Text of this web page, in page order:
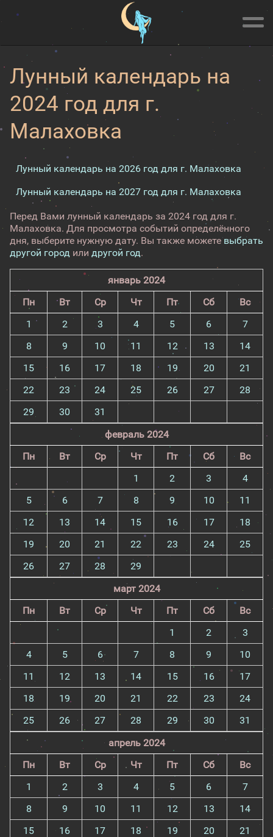
Лунный календарь на
2024 год для г.
Малаховка
Лунный календарь на 2026 год для г. Малаховка
Лунный календарь на 2027 год для г. Малаховка
Перед Вами лунный календарь за 2024 год для г.
Малаховка. Для просмотра событий определённого
дня, выберите нужную дату. Вы также можетевыбрать
другой город или другой год.
январь 2024
Пн
Вт Ср Чт Пт Сб
Вс
1
2 3 4 5 6
7
8
9 10 11 12 13
14
15
16 17 18 19 20
21
22
23 24 25 26 27
28
29
30
31
февраль 2024
Пн
Вт Ср Чт Пт Сб
Вс
1
2 3
4
5
6 7 8 9 10
11
12
13 14 15 16 17
18
19
20 21 22 23 24
25
26
27 28
29
март 2024
Пн
Вт Ср Чт Пт Сб
Вс
1
2
3
4
5 6 7 8 9
10
11
12 13 14 15 16
17
18
19 20 21 22 23
24
25
26 27 28 29 30
31
апрель 2024
Пн
Вт Ср Чт Пт Сб
Вс
1
2 3 4 5 6
7
8
9 10 11 12 13
14
15
16 17 18 19 20
21